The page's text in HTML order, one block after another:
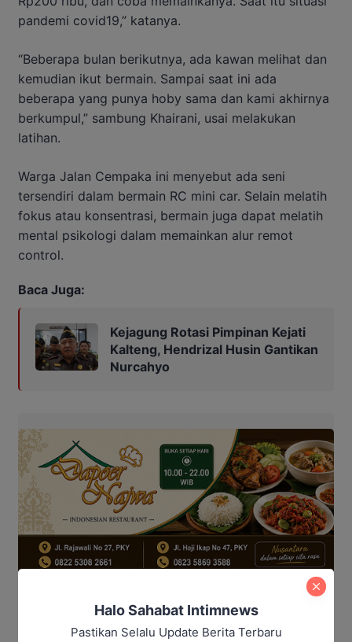
pandemi covid19,” katanya.
“Beberapa bulan berikutnya, ada kawan melihat dan
kemudian ikut bermain. Sampai saat ini ada
beberapa yang punya hoby sama dan kami akhirnya
berkumpul,” sambung Khairani, usai melakukan
latihan.
Warga Jalan Cempaka ini menyebut ada seni
tersendiri dalam bermain RC mini car. Selain melatih
fokus atau konsentrasi, bermain juga dapat melatih
mental psikologi dalam memainkan alur remot
control.
Baca Juga:
Kejagung Rotasi Pimpinan Kejati
Kalteng, Hendrizal Husin Gantikan
Nurcahyo
“Kita buat lapangan atau lintasan sendiri dari busa.
Halo Sahabat Intimnews
Pastikan Selalu Update Berita Terbaru